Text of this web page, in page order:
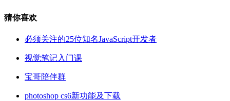
猜你喜欢
必须关注的25位知名JavaScript开发者
视觉笔记入门课
宝哥陪伴群
photoshop cs6新功能及下载